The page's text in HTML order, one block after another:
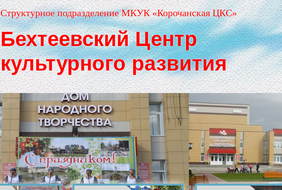
Структурное подразделение МКУК «Корочанская ЦКС»
Бехтеевский Центр
культурного развития